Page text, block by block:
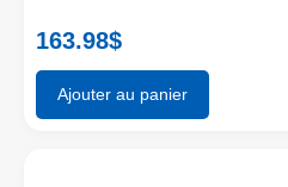
163.98$
Ajouter au panier